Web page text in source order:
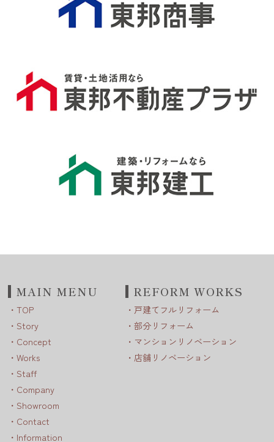
MAIN MENU
TOP
Story
Concept
Works
Staff
Company
Showroom
Contact
Information
REFORM WORKS
戸建てフルリフォーム
部分リフォーム
マンションリノベーション
店舗リノベーション